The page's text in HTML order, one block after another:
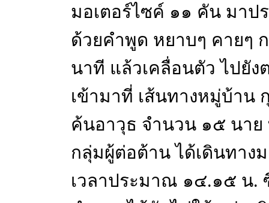
มอเตอร์ไซค์ ๑๑ คัน มาป
ด้วยคำพูด หยาบๆ คายๆ
นาที แล้วเคลื่อนตัว ไปยัง
เข้ามาที่ เส้นทางหมู่บ้าน
ค้นอาวุธ จำนวน ๑๕ นาย
กลุ่มผู้ต่อต้าน ได้เดินทาง
เวลาประมาณ ๑๔.๑๕ น.